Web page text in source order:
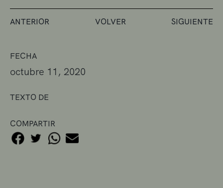
FECHA
octubre 11, 2020
TEXTO DE
COMPARTIR
ANTERIOR VOLVER SIGUIENTE